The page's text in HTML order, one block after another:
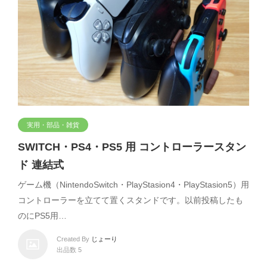
実用・部品・雑貨
SWITCH・PS4・PS5 用 コントローラースタン
ド 連結式
ゲーム機（NintendoSwitch・PlayStasion4・PlayStasion5）用
コントローラーを立てて置くスタンドです。以前投稿したも
のにPS5用…
Created By じょーり
出品数 5